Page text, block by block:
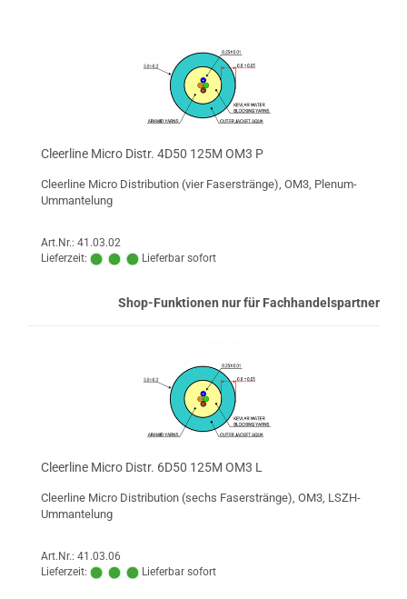
Cleerline Micro Distr. 4D50 125M OM3 P
Cleerline Micro Distribution (vier Faserstränge), OM3, Plenum-
Ummantelung
Art.Nr.: 41.03.02
Lieferzeit:
Lieferbar sofort
Shop-Funktionen nur für Fachhandelspartner
Cleerline Micro Distr. 6D50 125M OM3 L
Cleerline Micro Distribution (sechs Faserstränge), OM3, LSZH-
Ummantelung
Art.Nr.: 41.03.06
Lieferzeit:
Lieferbar sofort